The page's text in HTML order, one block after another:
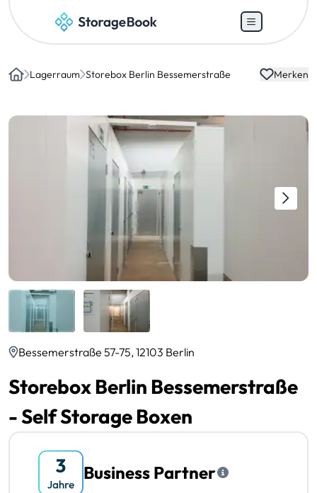
Lagerraum Storebox Berlin Bessemerstraße Merken
Bessemerstraße 57-75, 12103 Berlin
Storebox Berlin Bessemerstraße
- Self Storage Boxen
Business Partner